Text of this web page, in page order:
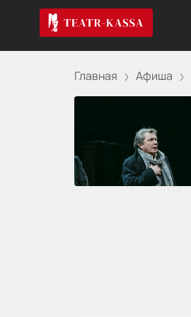
Главная Афиша